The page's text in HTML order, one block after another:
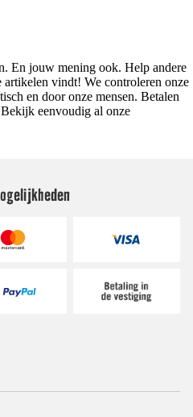
En jouw mening ook. Help andere
artikelen vindt! We controleren onze
en door onze mensen. Betalen
eenvoudig al onze